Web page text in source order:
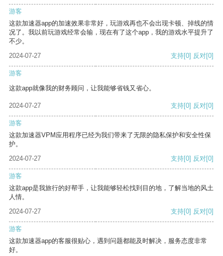
游客
这款加速器app的加速效果非常好，玩游戏再也不会出现卡顿、掉线的情
况了。我以前玩游戏经常会输，现在有了这个app，我的游戏水平提升了
不少。
2024-07-27
支持[0] 反对[0]
游客
这款app就像我的财务顾问，让我能够省钱又省心。
2024-07-27 支持[0] 反对[0]
游客
这款加速器VPM应用程序已经为我们带来了无限的隐私保护和安全性保
护。
2024-07-27
支持[0] 反对[0]
游客
这款app是我旅行的好帮手，让我能够轻松找到目的地，了解当地的风土
人情。
2024-07-27
支持[0] 反对[0]
游客
这款加速器app的客服很贴心，遇到问题都能及时解决，服务态度非常
好。